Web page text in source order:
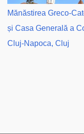
Mănăstirea Greco-
și Casa Generală a
Cluj-Napoca, Cluj